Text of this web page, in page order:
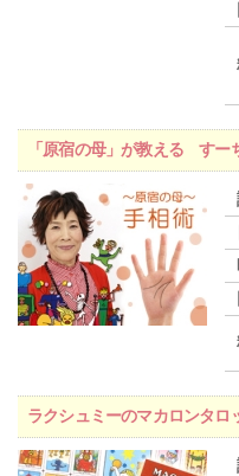
「原宿の母」が教える すー
ラクシュミーのマカロンタロ